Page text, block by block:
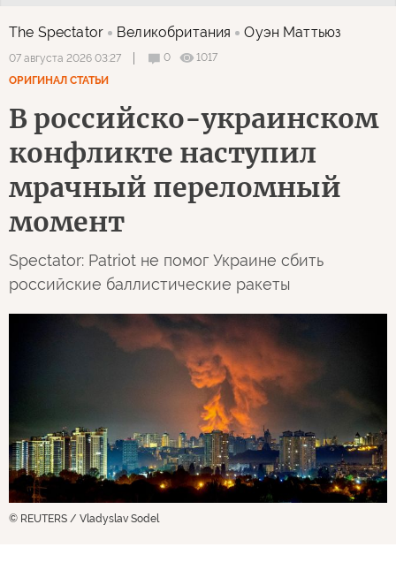
The Spectator Великобритания Оуэн Маттьюз
07 августа 2026 03:27 0
1017
ОРИГИНАЛ СТАТЬИ
В российско-украинском
конфликте наступил
мрачный переломный
момент
Spectator: Patriot не помог Украине сбить
российские баллистические ракеты
© REUTERS / Vladyslav Sodel